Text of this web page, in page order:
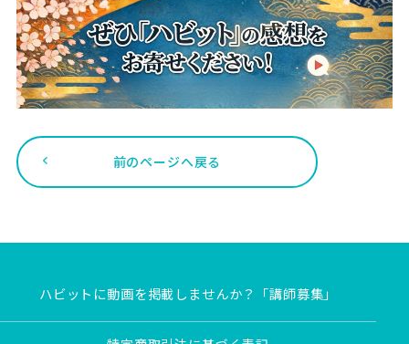
前のページへ戻る
ハビットに動画を掲載しませんか？「講師募集」